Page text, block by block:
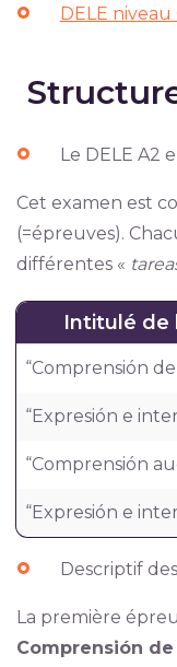
DELE niveau
Le DELE A2
Cet examen est
(=épreuves).
différentes «
Intitulé de
“Comprensión
“Expresión e
“Comprensión
“Expresión e
Descriptif
La première
Comprensión